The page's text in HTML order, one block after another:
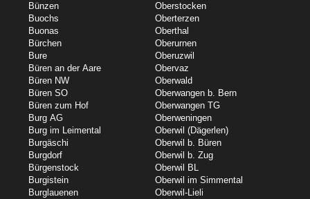
Bünzen
Buochs
Buonas
Bürchen
Bure
Büren an der Aare
Büren NW
Büren SO
Büren zum Hof
Burg AG
Burg im Leimental
Burgäschi
Burgdorf
Bürgenstock
Burgistein
Burglauenen
Oberstocken
Oberterzen
Oberthal
Oberurnen
Oberuzwil
Obervaz
Oberwald
Oberwangen b. Bern
Oberwangen TG
Oberweningen
Oberwil (Dägerlen)
Oberwil b. Büren
Oberwil b. Zug
Oberwil BL
Oberwil im Simmental
Oberwil-Lieli